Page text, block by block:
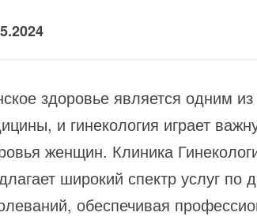
здоровье является одним
и гинекология играет
женщин. Клиника
широкий спектр услуг по
обеспечивая